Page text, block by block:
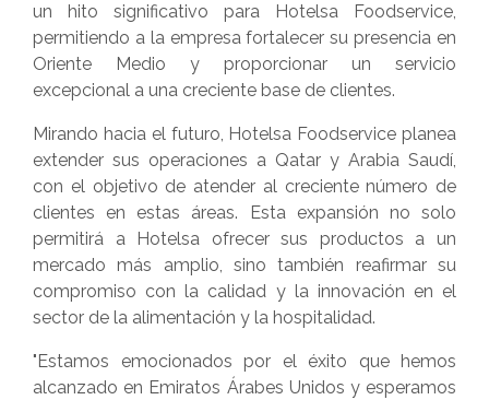
un hito significativo para Hotelsa Foodservice,
permitiendo a la empresa fortalecer su presencia en
Oriente Medio y proporcionar un servicio
excepcional a una creciente base de clientes.
Mirando hacia el futuro, Hotelsa Foodservice planea
extender sus operaciones a Qatar y Arabia Saudí,
con el objetivo de atender al creciente número de
clientes en estas áreas. Esta expansión no solo
permitirá a Hotelsa ofrecer sus productos a un
mercado más amplio, sino también reafirmar su
compromiso con la calidad y la innovación en el
sector de la alimentación y la hospitalidad.
"Estamos emocionados por el éxito que hemos
alcanzado en Emiratos Árabes Unidos y esperamos